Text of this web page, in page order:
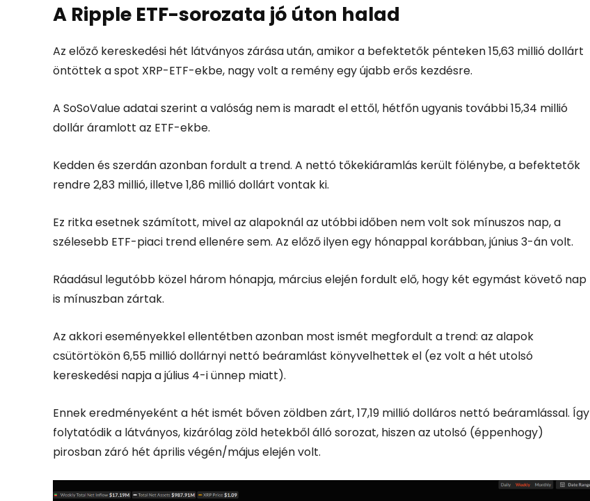
A Ripple ETF-sorozata jó úton halad
Az előző kereskedési hét látványos zárása után, amikor a befektetők pénteken 15,63 millió dollárt
öntöttek a spot XRP-ETF-ekbe, nagy volt a remény egy újabb erős kezdésre.
A SoSoValue adatai szerint a valóság nem is maradt el ettől, hétfőn ugyanis további 15,34 millió
dollár áramlott az ETF-ekbe.
Kedden és szerdán azonban fordult a trend. A nettó tőkekiáramlás került fölénybe, a befektetők
rendre 2,83 millió, illetve 1,86 millió dollárt vontak ki.
Ez ritka esetnek számított, mivel az alapoknál az utóbbi időben nem volt sok mínuszos nap, a
szélesebb ETF-piaci trend ellenére sem. Az előző ilyen egy hónappal korábban, június 3-án volt.
Ráadásul legutóbb közel három hónapja, március elején fordult elő, hogy két egymást követő nap
is mínuszban zártak.
Az akkori eseményekkel ellentétben azonban most ismét megfordult a trend: az alapok
csütörtökön 6,55 millió dollárnyi nettó beáramlást könyvelhettek el (ez volt a hét utolsó
kereskedési napja a július 4-i ünnep miatt).
Ennek eredményeként a hét ismét bőven zöldben zárt, 17,19 millió dolláros nettó beáramlással. Így
folytatódik a látványos, kizárólag zöld hetekből álló sorozat, hiszen az utolsó (éppenhogy)
pirosban záró hét április végén/május elején volt.